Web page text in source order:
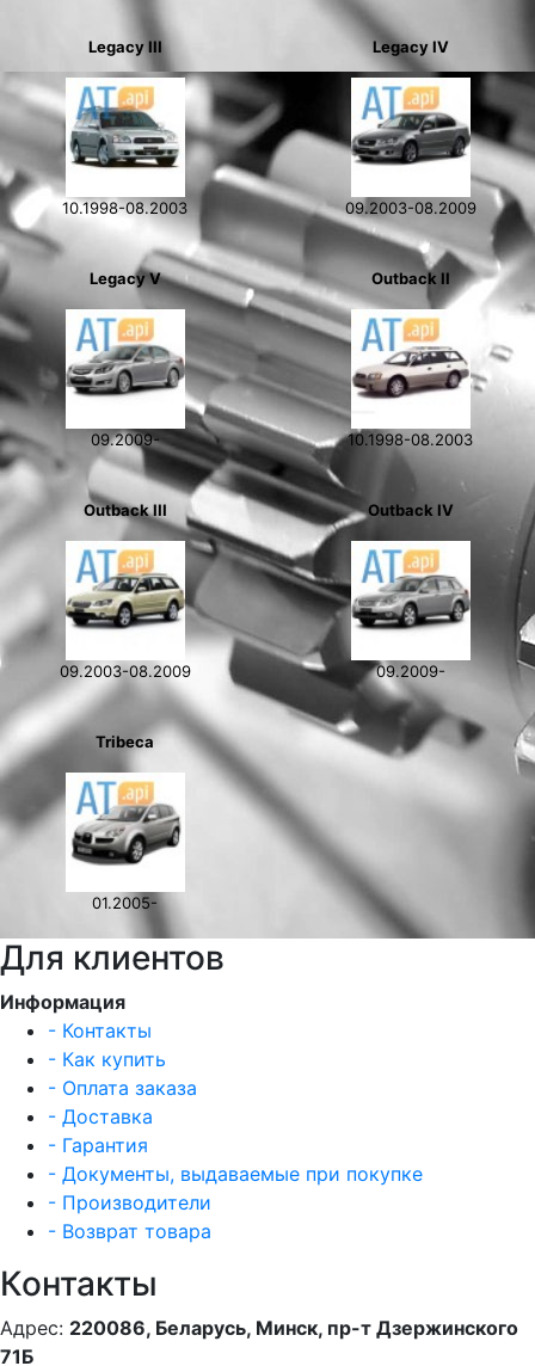
Legacy III
10.1998-08.2003
Legacy IV
09.2003-08.2009
Legacy V
09.2009-
Outback II
10.1998-08.2003
Outback III
09.2003-08.2009
Outback IV
09.2009-
Tribeca
01.2005-
Для клиентов
Информация
- Контакты
- Как купить
- Оплата заказа
- Доставка
- Гарантия
- Документы, выдаваемые при покупке
- Производители
- Возврат товара
Контакты
Адрес: 220086, Беларусь, Минск, пр-т Дзержинского
71Б